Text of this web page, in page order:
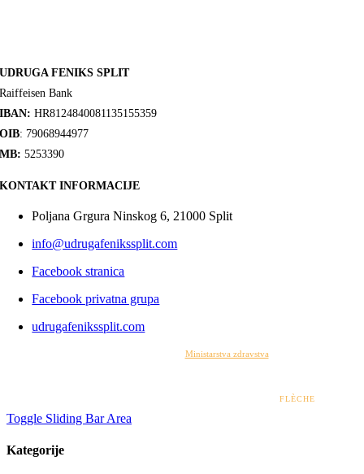
UDRUGA FENIKS SPLIT
Raiffeisen Bank
IBAN: HR8124840081135155359
OIB: 79068944977
MB: 5253390
KONTAKT INFORMACIJE
Poljana Grgura Ninskog 6, 21000 Split
info@udrugafenikssplit.com
Facebook stranica
Facebook privatna grupa
udrugafenikssplit.com
Ministarstva zdravstva
FLÈCHE
Toggle Sliding Bar Area
Kategorije